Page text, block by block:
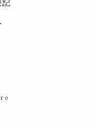
記